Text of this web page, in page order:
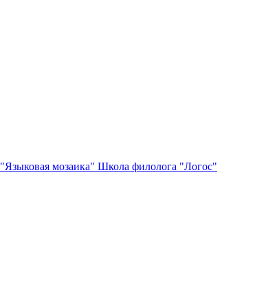
мозаика" Школа филолога "Логос"